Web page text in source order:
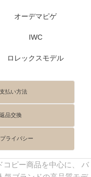
オーデマピゲ
IWC
ロレックスモデル
支払い方法
返品交換
プライバシー
コピー商品を中心に、 バ